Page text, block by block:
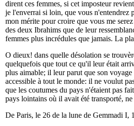
dirent ces femmes, si cet imposteur
je l'enverrai si loin, que vous n'entendrez
mon mérite pour croire que vous me
des deux Ibrahims que de leur
femmes plus incrédules que jamais. La
O dieux! dans quelle désolation se
quelquefois que tout ce qu'il leur était
plus aimable; il leur parut que son
accessible à tout le monde: il ne voulut
que les coutumes du pays n'étaient pas
pays lointains où il avait été transporté,
De Paris, le 26 de la lune de Gemmadi I,